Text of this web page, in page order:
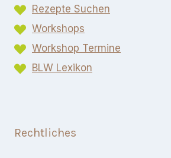
Rezepte Suchen
Workshops
Workshop Termine
BLW Lexikon​
Rechtliches